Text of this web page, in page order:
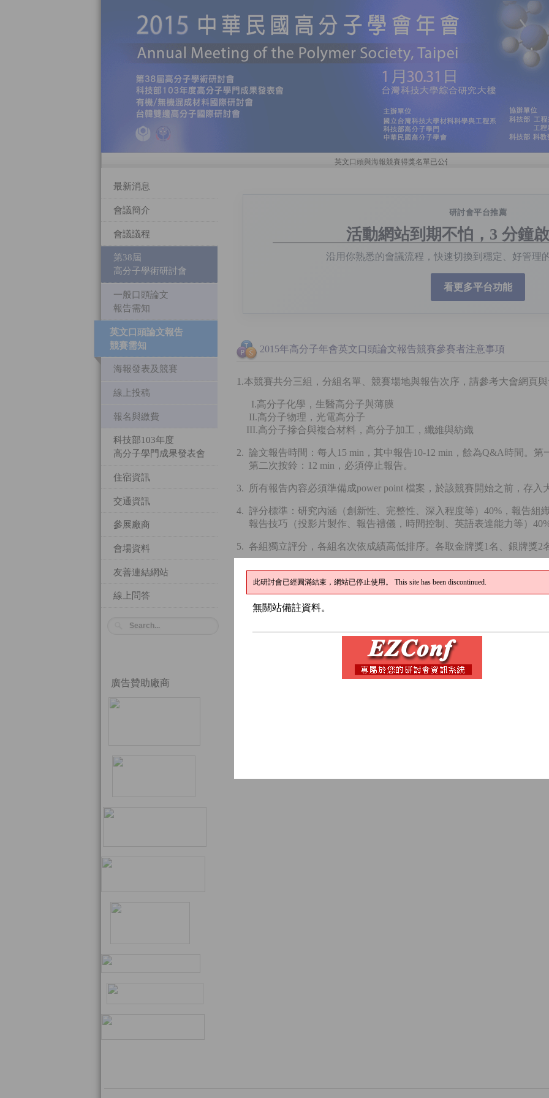
英文口頭與海報競賽得獎名單已公告於最新消息，
最新消息
會議簡介
會議議程
第38屆
高分子學術研討會
一般口頭論文
報告需知
英文口頭論文報告
競賽需知
海報發表及競賽
線上投稿
報名與繳費
科技部103年度
高分子學門成果發表會
住宿資訊
交通資訊
參展廠商
會場資料
友善連結網站
線上問答
廣告贊助廠商
研討會平台推薦
活動網站到期不怕，3 分鐘
沿用你熟悉的會議流程，快速切換到穩定、好管理
看更多平台功能
2015年高分子年會英文口頭論文報告競賽參賽者注意事項
1.本競賽共分三組，分組名單、競賽場地與報告次序，請參考大會網頁
I.高分子化學，生醫高分子與薄膜
II.高分子物理，光電高分子
III.高分子摻合與複合材料，高分子加工，纖維與紡織
2. 論文報告時間：每人15 min，其中報告10-12 min，餘為Q&A時間。第
第二次按鈴：12 min，必須停止報告。
3. 所有報告內容必須準備成power point 檔案，於該競賽開始之前，存入
4. 評分標準：研究內涵（創新性、完整性、深入程度等）40%，報告組
報告技巧（投影片製作、報告禮儀，時間控制、英語表達能力等）
5. 各組獨立評分，各組名次依成績高低排序。各取金牌獎1名、銀牌獎2
6. 參賽資格為在學的碩，博士班學生，請攜帶學生證備查。
7. 競賽結果將於大會閉幕典禮上宣布並頒獎，請參賽者務必參加閉幕典
8. 依參賽人數多寡，主辦單位保留調整組別及給獎人數調整之權利。